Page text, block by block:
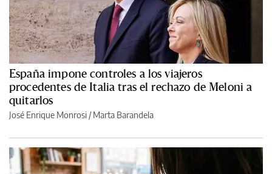
España impone controles a los viajeros
procedentes de Italia tras el rechazo de Meloni a
quitarlos
José Enrique Monrosi / Marta Barandela